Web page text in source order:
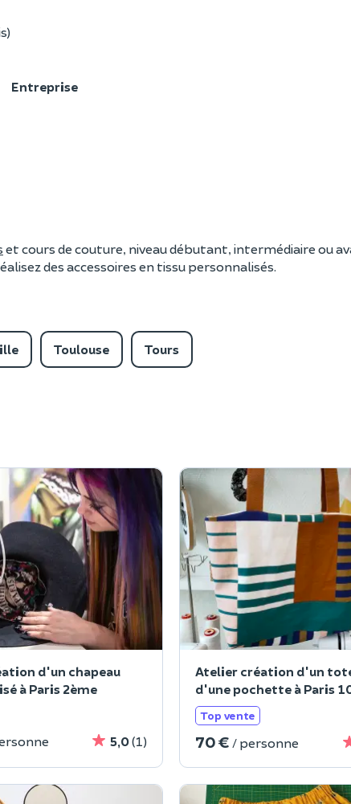
Entreprise
et cours de couture, niveau débutant, intermédiaire ou
des accessoires en tissu personnalisés.
Toulouse Tours
d'un chapeau
à Paris 2ème
5,0(1)
Atelier création d'un
d'une pochette à Paris
Top vente
70 € / personne